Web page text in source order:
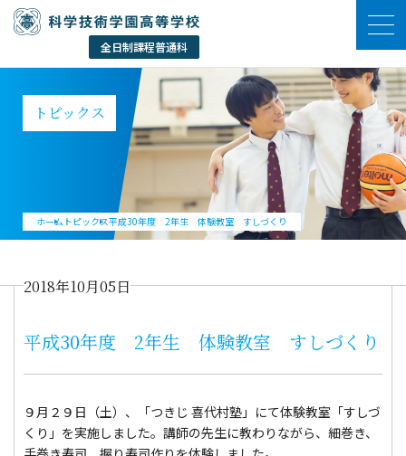
トピックス
ホーム トピックス平成30年度 2年生 体験教室 すしづくり
2018年10月05日
平成30年度 2年生 体験教室 すしづくり
９月２９日（土）、「つきじ 喜代村塾」にて体験教室「すしづ
くり」を実施しました。講師の先生に教わりながら、細巻き、